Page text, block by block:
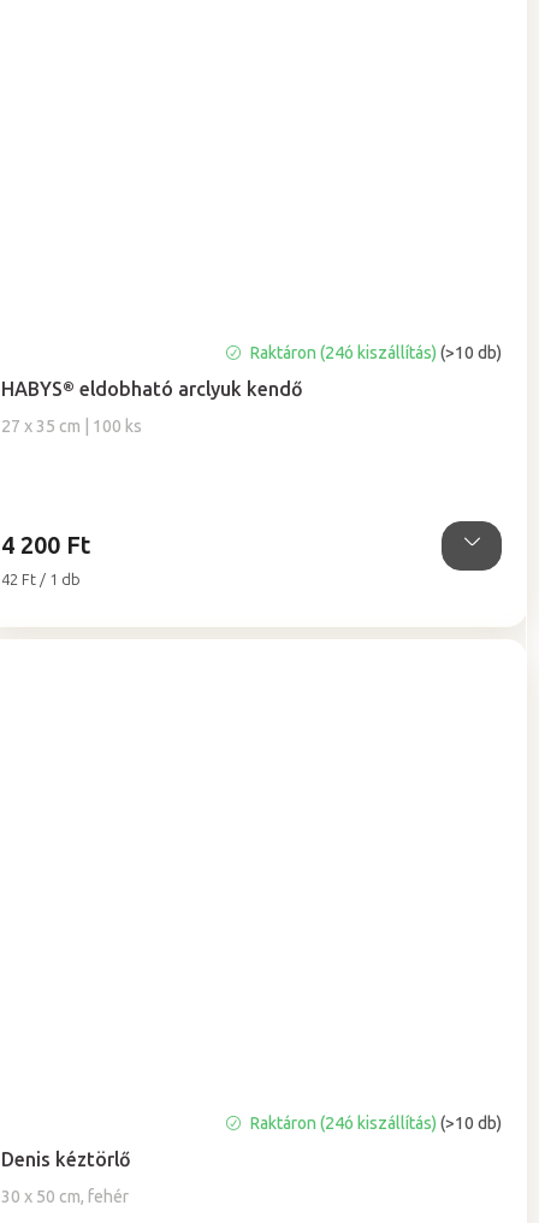
HABYS® eldobható arclyuk kendő
27 x 35 cm | 100 ks
átlagos
értékelése
Raktáron (24ó kiszállítás)(>10 db)
4 200 Ft
Egységár:
42 Ft / 1 db
Denis kéztörlő
30 x 50 cm, fehér
termék
átlagos
értékelése
Raktáron (24ó kiszállítás)(>10 db)